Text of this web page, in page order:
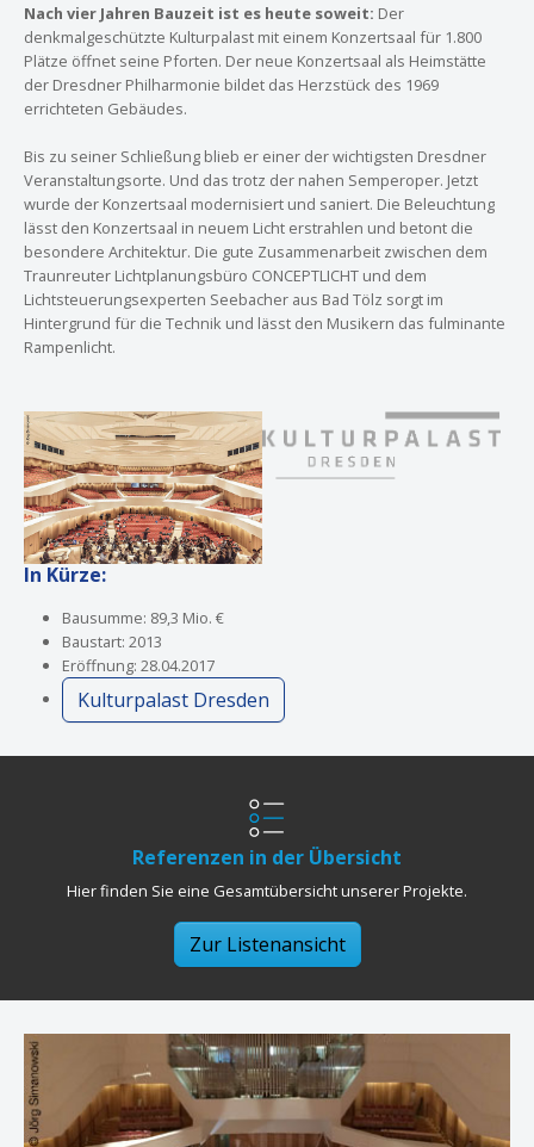
Nach vier Jahren Bauzeit ist es heute soweit: Der
denkmalgeschützte Kulturpalast mit einem Konzertsaal für 1.800
Plätze öffnet seine Pforten. Der neue Konzertsaal als Heimstätte
der Dresdner Philharmonie bildet das Herzstück des 1969
errichteten Gebäudes.
Bis zu seiner Schließung blieb er einer der wichtigsten Dresdner
Veranstaltungsorte. Und das trotz der nahen Semperoper. Jetzt
wurde der Konzertsaal modernisiert und saniert. Die Beleuchtung
lässt den Konzertsaal in neuem Licht erstrahlen und betont die
besondere Architektur. Die gute Zusammenarbeit zwischen dem
Traunreuter Lichtplanungsbüro CONCEPTLICHT und dem
Lichtsteuerungsexperten Seebacher aus Bad Tölz sorgt im
Hintergrund für die Technik und lässt den Musikern das fulminante
Rampenlicht.
Show larger version Show larger version
In Kürze:
Bausumme: 89,3 Mio. €
Baustart: 2013
Eröffnung: 28.04.2017
Kulturpalast Dresden
Referenzen in der Übersicht
Hier finden Sie eine Gesamtübersicht unserer Projekte.
Zur Listenansicht